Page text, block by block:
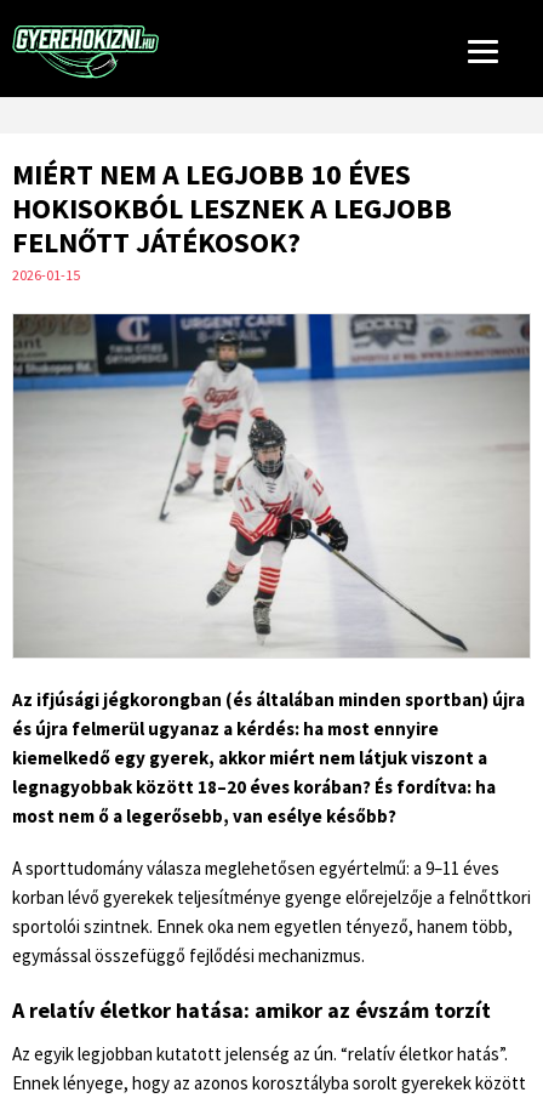
MIÉRT NEM A LEGJOBB 10 ÉVES
HOKISOKBÓL LESZNEK A LEGJOBB
FELNŐTT JÁTÉKOSOK?
2026-01-15
Az ifjúsági jégkorongban (és általában minden sportban) újra
és újra felmerül ugyanaz a kérdés: ha most ennyire
kiemelkedő egy gyerek, akkor miért nem látjuk viszont a
legnagyobbak között 18–20 éves korában? És fordítva: ha
most nem ő a legerősebb, van esélye később?
A sporttudomány válasza meglehetősen egyértelmű: a 9–11 éves
korban lévő gyerekek teljesítménye gyenge előrejelzője a felnőttkori
sportolói szintnek. Ennek oka nem egyetlen tényező, hanem több,
egymással összefüggő fejlődési mechanizmus.
A relatív életkor hatása: amikor az évszám torzít
Az egyik legjobban kutatott jelenség az ún. “relatív életkor hatás”.
Ennek lényege, hogy az azonos korosztályba sorolt gyerekek között